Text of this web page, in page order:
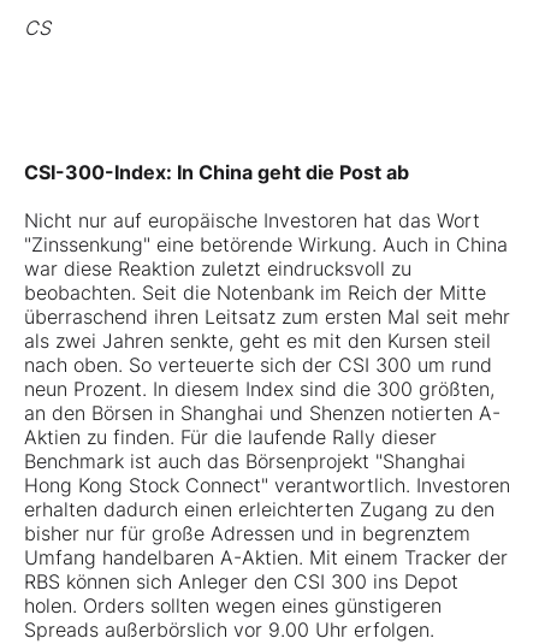
CS
CSI-300-Index: In China geht die Post ab
Nicht nur auf europäische Investoren hat das Wort
"Zinssenkung" eine betörende Wirkung. Auch in China
war diese Reaktion zuletzt eindrucksvoll zu
beobachten. Seit die Notenbank im Reich der Mitte
überraschend ihren Leitsatz zum ersten Mal seit mehr
als zwei Jahren senkte, geht es mit den Kursen steil
nach oben. So verteuerte sich der CSI 300 um rund
neun Prozent. In diesem Index sind die 300 größten,
an den Börsen in Shanghai und Shenzen notierten A-
Aktien zu finden. Für die laufende Rally dieser
Benchmark ist auch das Börsenprojekt "Shanghai
Hong Kong Stock Connect" verantwortlich. Investoren
erhalten dadurch einen erleichterten Zugang zu den
bisher nur für große Adressen und in begrenztem
Umfang handelbaren A-Aktien. Mit einem Tracker der
RBS können sich Anleger den CSI 300 ins Depot
holen. Orders sollten wegen eines günstigeren
Spreads außerbörslich vor 9.00 Uhr erfolgen.